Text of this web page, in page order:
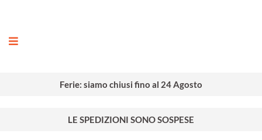
Ferie: siamo chiusi fino al 24 Agosto
LE SPEDIZIONI SONO SOSPESE